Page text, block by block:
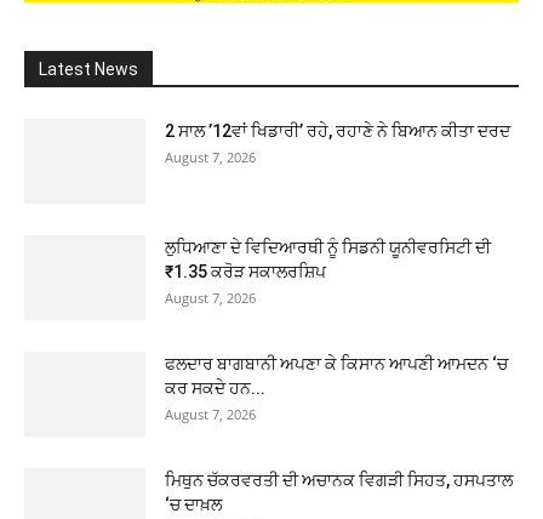
Latest News
2 ਸਾਲ ’12ਵਾਂ ਖਿਡਾਰੀ’ ਰਹੇ, ਰਹਾਣੇ ਨੇ ਬਿਆਨ ਕੀਤਾ ਦਰਦ
August 7, 2026
ਲੁਧਿਆਣਾ ਦੇ ਵਿਦਿਆਰਥੀ ਨੂੰ ਸਿਡਨੀ ਯੂਨੀਵਰਸਿਟੀ ਦੀ
₹1.35 ਕਰੋੜ ਸਕਾਲਰਸ਼ਿਪ
August 7, 2026
ਫਲਦਾਰ ਬਾਗਬਾਨੀ ਅਪਣਾ ਕੇ ਕਿਸਾਨ ਆਪਣੀ ਆਮਦਨ ‘ਚ
ਕਰ ਸਕਦੇ ਹਨ...
August 7, 2026
ਮਿਥੁਨ ਚੱਕਰਵਰਤੀ ਦੀ ਅਚਾਨਕ ਵਿਗੜੀ ਸਿਹਤ, ਹਸਪਤਾਲ
‘ਚ ਦਾਖ਼ਲ